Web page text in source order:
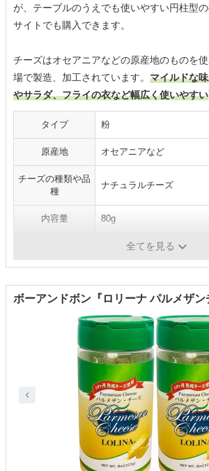
が、テーブルのうえでも使いやすい円柱型
サイトでも購入できます。
チーズはオセアニアなどの原産地のものを
場で製造、加工されています。 マイルドな
やサラダ、フライの衣など幅広く使いやすい
タイプ 粉
原産地 オセアニアなど
チーズの種類や品
種
ナチュラルチーズ
内容量 80g
生乳、食塩全てを見る
ボーアンドボン『ロリーナ パルメザン